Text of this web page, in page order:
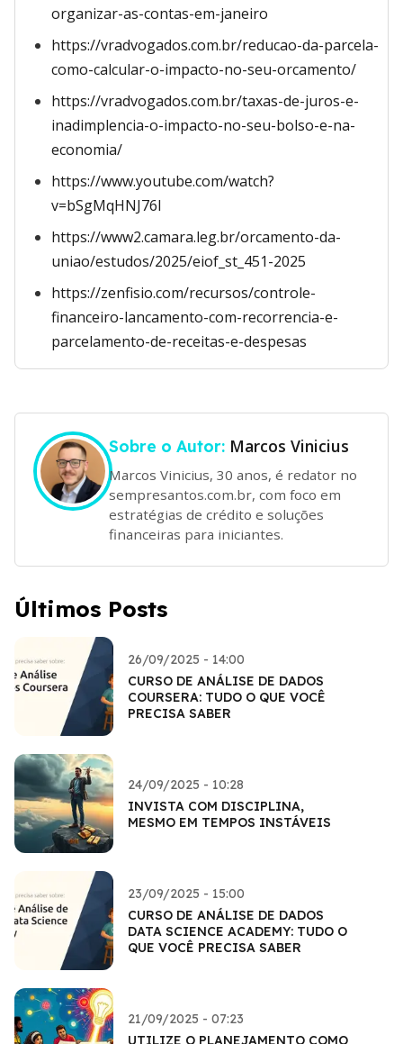
organizar-as-contas-em-janeiro
https://vradvogados.com.br/reducao-da-parcela-
como-calcular-o-impacto-no-seu-orcamento/
https://vradvogados.com.br/taxas-de-juros-e-
inadimplencia-o-impacto-no-seu-bolso-e-na-
economia/
https://www.youtube.com/watch?
v=bSgMqHNJ76I
https://www2.camara.leg.br/orcamento-da-
uniao/estudos/2025/eiof_st_451-2025
https://zenfisio.com/recursos/controle-
financeiro-lancamento-com-recorrencia-e-
parcelamento-de-receitas-e-despesas
Sobre o Autor: Marcos Vinicius
Marcos Vinicius, 30 anos, é redator no
sempresantos.com.br, com foco em
estratégias de crédito e soluções
financeiras para iniciantes.
Últimos Posts
26/09/2025 - 14:00
CURSO DE ANÁLISE DE DADOS
COURSERA: TUDO O QUE VOCÊ
PRECISA SABER
24/09/2025 - 10:28
INVISTA COM DISCIPLINA,
MESMO EM TEMPOS INSTÁVEIS
23/09/2025 - 15:00
CURSO DE ANÁLISE DE DADOS
DATA SCIENCE ACADEMY: TUDO O
QUE VOCÊ PRECISA SABER
21/09/2025 - 07:23
UTILIZE O PLANEJAMENTO COMO